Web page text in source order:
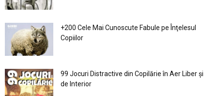
+200 Cele Mai Cunoscute Fabule pe Înţelesul
Copiilor
99 Jocuri Distractive din Copilărie în Aer Liber şi
de Interior